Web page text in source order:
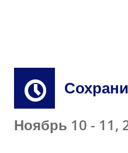
Ноябрь 10 - 11,